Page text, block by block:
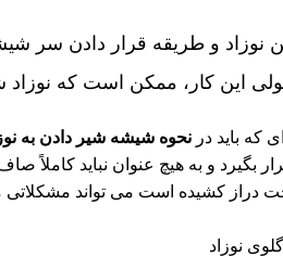
و طریقه قرار دادن سر
این کار، ممکن است که نوزاد
که باید درنحوه شیشه شیر دادن به
بگیرد و به هیچ عنوان نباید کاملاً
دراز کشیده است می تواند مشکلاتی
نوزاد